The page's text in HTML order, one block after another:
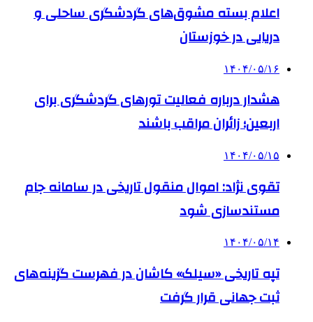
اعلام بسته مشوق‌های گردشگری ساحلی و
دریایی در خوزستان
۱۴۰۴/۰۵/۱۶
هشدار درباره فعالیت تورهای گردشگری برای
اربعین؛ زائران مراقب باشند
۱۴۰۴/۰۵/۱۵
تقوی نژاد: اموال منقول تاریخی در سامانه جام
مستندسازی شود
۱۴۰۴/۰۵/۱۴
تپه تاریخی «سیلک» کاشان در فهرست گزینه‌های
ثبت جهانی قرار گرفت